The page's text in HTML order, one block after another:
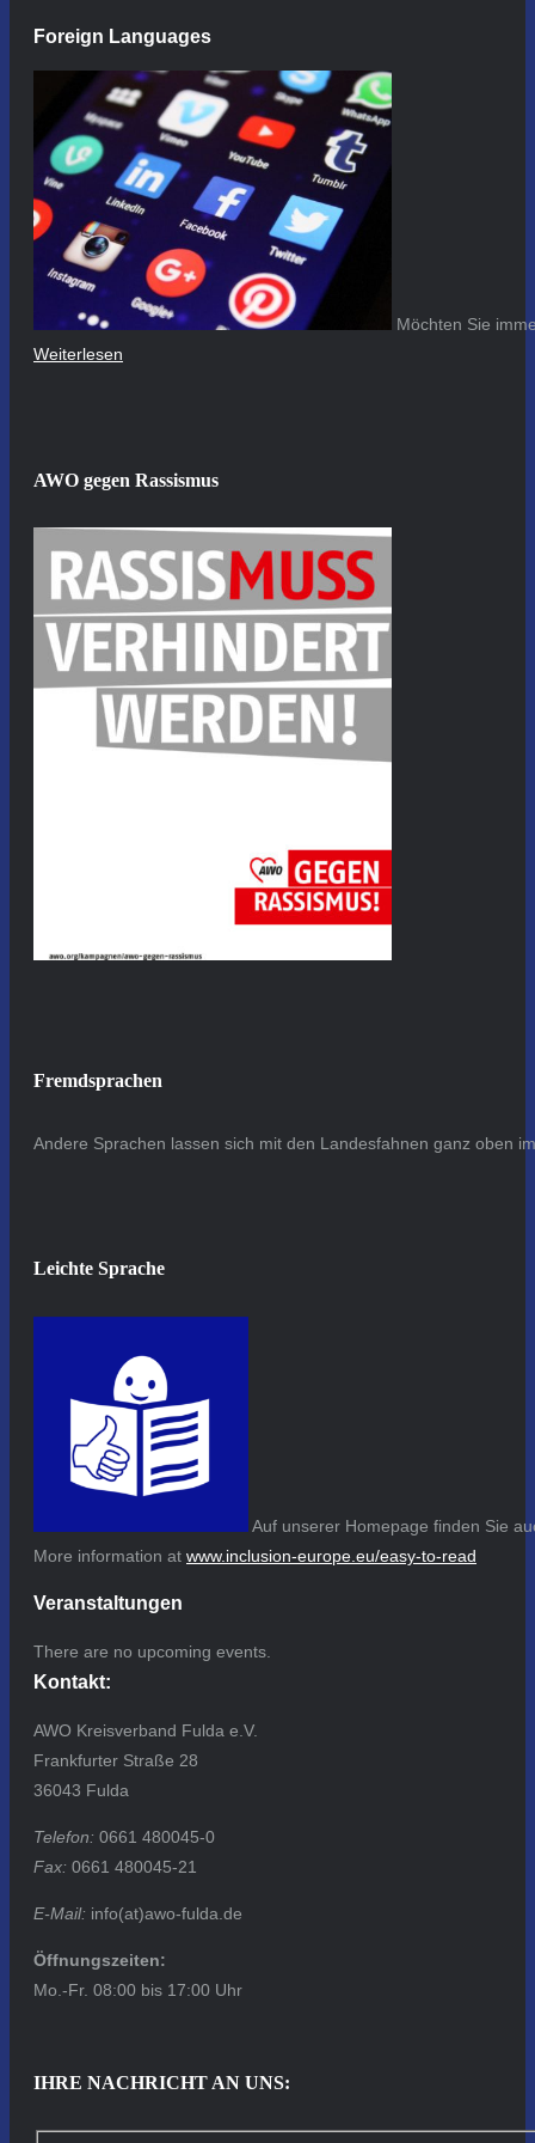
Foreign Languages
Möchten Sie
Weiterlesen
AWO gegen Rassismus
Fremdsprachen
Andere Sprachen lassen sich mit den Landesfahnen ganz oben
Leichte Sprache
Auf unserer Homepage finden Sie
More information at www.inclusion-europe.eu/easy-to-read
Veranstaltungen
There are no upcoming events.
Kontakt:
AWO Kreisverband Fulda e.V.
Frankfurter Straße 28
36043 Fulda
Telefon: 0661 480045-0
Fax: 0661 480045-21
E-Mail: info(at)awo-fulda.de
Öffnungszeiten:
Mo.-Fr. 08:00 bis 17:00 Uhr
IHRE NACHRICHT AN UNS: